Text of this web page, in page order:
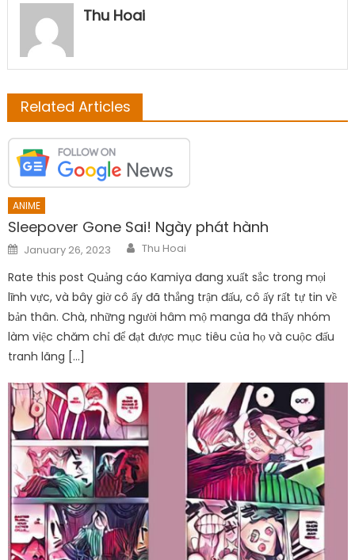
Thu Hoai
Related Articles
ANIME
Sleepover Gone Sai! Ngày phát hành
Posted
on
January 26, 2023 Author
Thu Hoai
Rate this post Quảng cáo Kamiya đang xuất sắc trong mọi
lĩnh vực, và bây giờ cô ấy đã thắng trận đấu, cô ấy rất tự tin về
bản thân. Chà, những người hâm mộ manga đã thấy nhóm
làm việc chăm chỉ để đạt được mục tiêu của họ và cuộc đấu
tranh lãng […]